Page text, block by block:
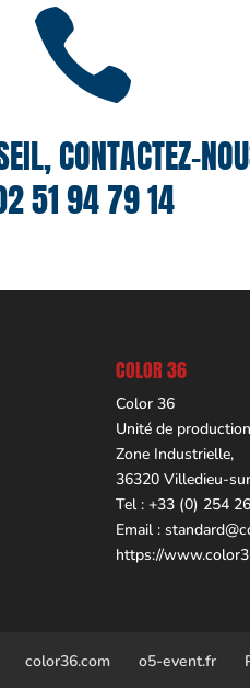

CONTACTEZ-
51 94 79 14
COLOR 36
Color 36
Unité de production
Zone Industrielle,
36320 Villedieu-
Tel : +33 (0) 254
Email :
https://
color36.com o5-event.fr